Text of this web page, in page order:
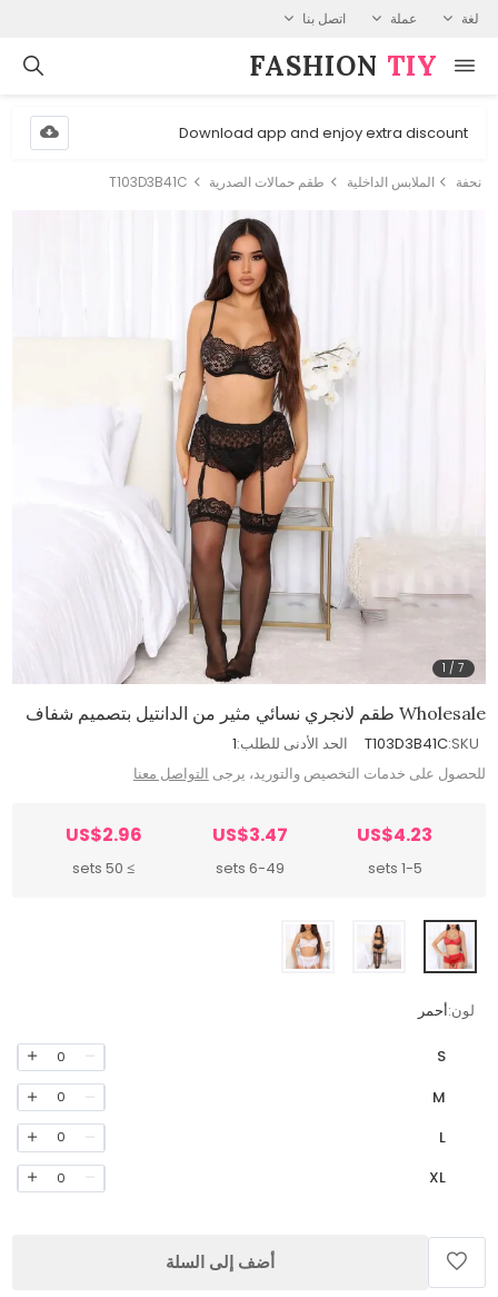
لغة عملة اتصل بنا
FASHION⁠ TIY
Download app and enjoy extra discount
نحفة الملابس الداخلية طقم حمالات الصدرية T103D3B41C
1 /7
Wholesale طقم لانجري نسائي مثير من الدانتيل بتصميم شفاف
SKU:
T103D3B41C الحد الأدنى للطلب:1
للحصول على خدمات التخصيص والتوريد، يرجى التواصل معنا
US$4.23
1-5 sets
US$3.47
6-49 sets
US$2.96
≥ 50 sets
لون:أحمر
S
0
M
0
L
0
XL
0
أضف إلى السلة